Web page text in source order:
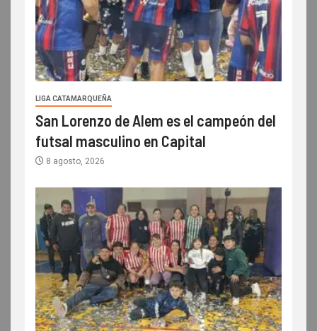
LIGA CATAMARQUEÑA
San Lorenzo de Alem es el campeón del
futsal masculino en Capital
8 agosto, 2026